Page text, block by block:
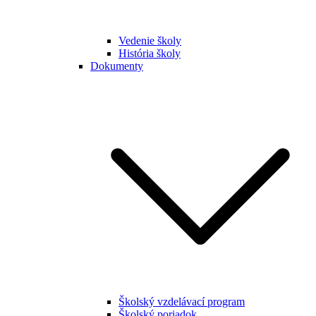
Vedenie školy
História školy
Dokumenty
Školský vzdelávací program